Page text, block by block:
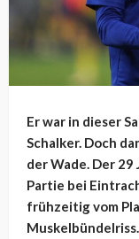
Er war in dieser
Schalker. Doch
der Wade. Der
Partie bei
frühzeitig vom